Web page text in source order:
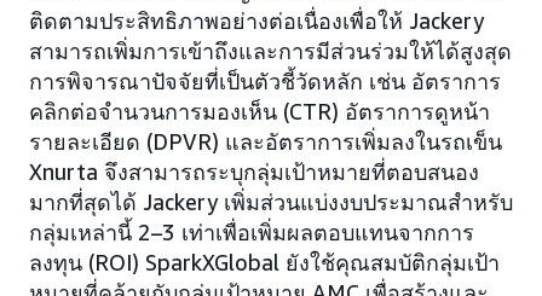
ติดตามประสิทธิภาพอย่างต่อเนื่องเพื่อให้ Jackery
สามารถเพิ่มการเข้าถึงและการมีส่วนร่วมให้ได้สูงสุด
การพิจารณาปัจจัยที่เป็นตัวชี้วัดหลัก เช่น อัตราการ
คลิกต่อจำนวนการมองเห็น (CTR) อัตราการดูหน้า
รายละเอียด (DPVR) และอัตราการเพิ่มลงในรถเข็น
Xnurta จึงสามารถระบุกลุ่มเป้าหมายที่ตอบสนอง
มากที่สุดได้ Jackery เพิ่มส่วนแบ่งงบประมาณสำหรับ
กลุ่มเหล่านี้ 2–3 เท่าเพื่อเพิ่มผลตอบแทนจากการ
ลงทุน (ROI) SparkXGlobal ยังใช้คุณสมบัติกลุ่มเป้า